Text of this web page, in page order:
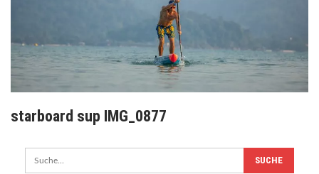
starboard sup IMG_0877